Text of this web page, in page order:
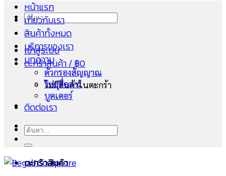
ค้นหา:
เข้าสู่ระบบ
ตะกร้าสินค้า /฿0
ไม่มีสินค้าในตะกร้า
ตะกร้าสินค้า
หน้าแรก
เกี่ยวกับเรา
สินค้าทั้งหมด
บริการของเรา
บทความ
ตัวกรองสัญญาณ
วิทยุสื่อสาร
บูตเตอร์
ติดต่อเรา
ค้นหา: